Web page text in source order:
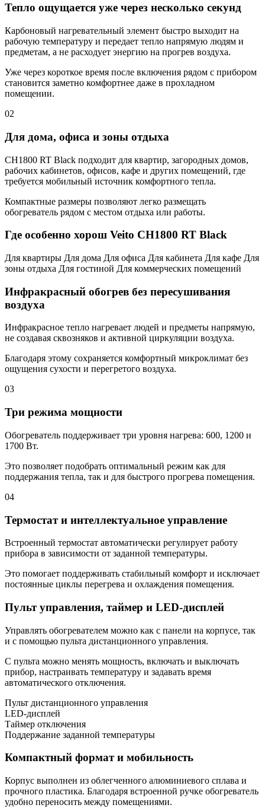
Тепло ощущается уже через несколько секунд
Карбоновый нагревательный элемент быстро выходит на
рабочую температуру и передает тепло напрямую людям и
предметам, а не расходует энергию на прогрев воздуха.
Уже через короткое время после включения рядом с прибором
становится заметно комфортнее даже в прохладном
помещении.
02
Для дома, офиса и зоны отдыха
CH1800 RT Black подходит для квартир, загородных домов,
рабочих кабинетов, офисов, кафе и других помещений, где
требуется мобильный источник комфортного тепла.
Компактные размеры позволяют легко размещать
обогреватель рядом с местом отдыха или работы.
Где особенно хорош Veito CH1800 RT Black
Для квартиры Для дома Для офиса Для кабинета Для кафе Для
зоны отдыха Для гостиной Для коммерческих помещений
Инфракрасный обогрев без пересушивания
воздуха
Инфракрасное тепло нагревает людей и предметы напрямую,
не создавая сквозняков и активной циркуляции воздуха.
Благодаря этому сохраняется комфортный микроклимат без
ощущения сухости и перегретого воздуха.
03
Три режима мощности
Обогреватель поддерживает три уровня нагрева: 600, 1200 и
1700 Вт.
Это позволяет подобрать оптимальный режим как для
поддержания тепла, так и для быстрого прогрева помещения.
04
Термостат и интеллектуальное управление
Встроенный термостат автоматически регулирует работу
прибора в зависимости от заданной температуры.
Это помогает поддерживать стабильный комфорт и исключает
постоянные циклы перегрева и охлаждения помещения.
Пульт управления, таймер и LED-дисплей
Управлять обогревателем можно как с панели на корпусе, так
и с помощью пульта дистанционного управления.
С пульта можно менять мощность, включать и выключать
прибор, настраивать температуру и задавать время
автоматического отключения.
Пульт дистанционного управления
LED-дисплей
Таймер отключения
Поддержание заданной температуры
Компактный формат и мобильность
Корпус выполнен из облегченного алюминиевого сплава и
прочного пластика. Благодаря встроенной ручке обогреватель
удобно переносить между помещениями.